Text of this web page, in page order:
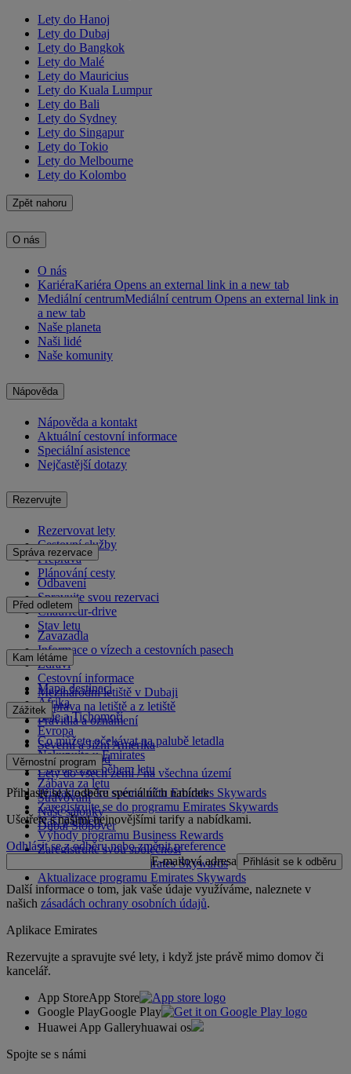
Lety do Hanoj
Lety do Dubaj
Lety do Bangkok
Lety do Malé
Lety do Mauricius
Lety do Kuala Lumpur
Lety do Bali
Lety do Sydney
Lety do Singapur
Lety do Tokio
Lety do Melbourne
Lety do Kolombo
Zpět nahoru
O nás
O nás
KariéraKariéra Opens an external link in a new tab
Mediální centrumMediální centrum Opens an external link in
a new tab
Naše planeta
Naši lidé
Naše komunity
Nápověda
Nápověda a kontakt
Aktuální cestovní informace
Speciální asistence
Nejčastější dotazy
Rezervujte
Rezervovat lety
Cestovní služby
Přeprava
Plánování cesty
Správa rezervace
Odbavení
Spravujte svou rezervaci
Chauffeur-drive
Stav letu
Před odletem
Zavazadla
Informace o vízech a cestovních pasech
Zdraví
Cestovní informace
Mezinárodní letiště v Dubaji
Doprava na letiště a z letiště
Pravidla a oznámení
Kam létáme
Mapa destinací
Afrika
Asie a Tichomoří
Evropa
Severní a Jižní Amerika
Blízký východ
Lety do všech zemí / na všechna území
Zážitek
Co můžete očekávat na palubě letadla
Nakupujte u Emirates
Co vás čeká během letu
Zábava za letu
Stravování
Naše salónky
Dubai Stopover
Věrnostní program
Přihlaste se ke svému účtu Emirates Skywards
Zaregistrujte se do programu Emirates Skywards
Naši partneři
Výhody programu Business Rewards
Zaregistrujte svou společnost
Pravidla programu Emirates Skywards
Aktualizace programu Emirates Skywards
Přihlaste se k odběru speciálních nabídek
Ušetřete s našimi nejnovějšími tarify a nabídkami.
Odhlásit se z odběru nebo změnit preference
E-mailová adresa
Přihlásit se k odběru
Další informace o tom, jak vaše údaje využíváme, naleznete v
našich zásadách ochrany osobních údajů.
Aplikace Emirates
Rezervujte a spravujte své lety, i když jste právě mimo domov či
kancelář.
App StoreApp Store
Google PlayGoogle Play
Huawei App Galleryhuawai os
Spojte se s námi